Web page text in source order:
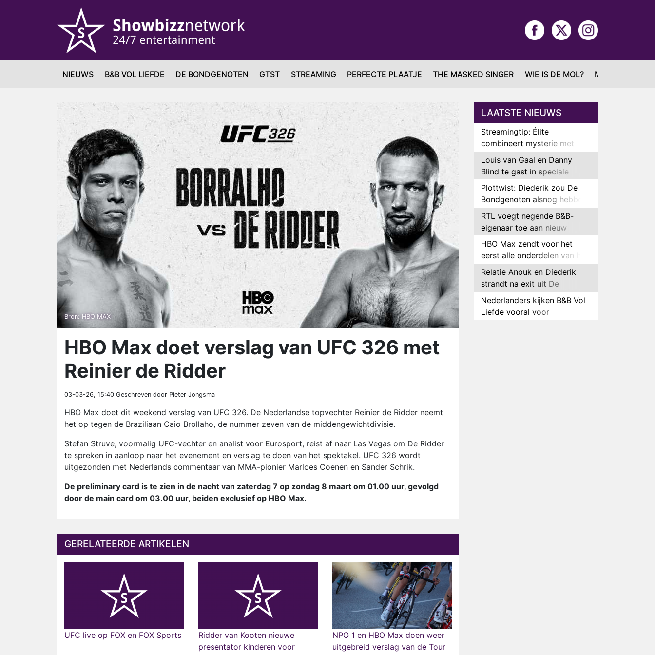
NIEUWS B&B VOL LIEFDE DE BONDGENOTEN GTST STREAMING PERFECTE PLAATJE THE MASKED SINGER WIE IS DE MOL? MAFS
Bron: HBO MAX
HBO Max doet verslag van UFC 326 met
Reinier de Ridder
03-03-26, 15:40 Geschreven door Pieter Jongsma
HBO Max doet dit weekend verslag van UFC 326. De Nederlandse topvechter Reinier de Ridder neemt
het op tegen de Braziliaan Caio Brollaho, de nummer zeven van de middengewichtdivisie.
Stefan Struve, voormalig UFC-vechter en analist voor Eurosport, reist af naar Las Vegas om De Ridder
te spreken in aanloop naar het evenement en verslag te doen van het spektakel. UFC 326 wordt
uitgezonden met Nederlands commentaar van MMA-pionier Marloes Coenen en Sander Schrik.
De preliminary card is te zien in de nacht van zaterdag 7 op zondag 8 maart om 01.00 uur, gevolgd
door de main card om 03.00 uur, beiden exclusief op HBO Max.
GERELATEERDE ARTIKELEN
UFC live op FOX en FOX Sports
Ridder van Kooten nieuwe
presentator kinderen voor
NPO 1 en HBO Max doen weer
uitgebreid verslag van de Tour
LAATSTE NIEUWS
Streamingtip: Élite
combineert mysterie met
romantie
Louis van Gaal en Danny
Blind te gast in speciale
aflevering van Tussen de
Palen
Plottwist: Diederik zou De
Bondgenoten alsnog hebben
verlaten
RTL voegt negende B&B-
eigenaar toe aan nieuw
seizoen B&B Vol Liefde
HBO Max zendt voor het
eerst alle onderdelen van het
EK Atletiek uit
Relatie Anouk en Diederik
strandt na exit uit De
Bondgenoten
Nederlanders kijken B&B Vol
Liefde vooral voor